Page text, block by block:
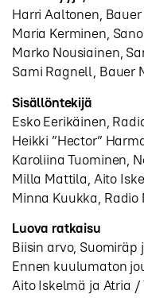
Harri Aaltonen, Bauer
Maria Kerminen,
Marko Nousiainen,
Sami Ragnell, Bauer
Sisällöntekijä
Esko Eerikäinen,
Heikki ”Hector”
Karoliina Tuominen,
Milla Mattila, Aito
Minna Kuukka, Radio
Luova ratkaisu
Biisin arvo, Suomiräp
Ennen kuulumaton
Aito Iskelmä ja Atria /